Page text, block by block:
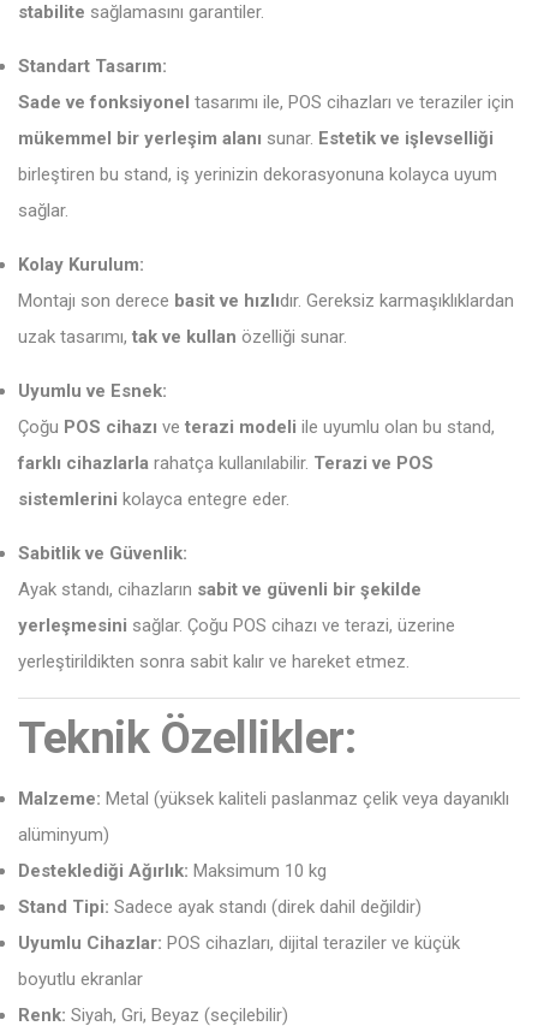
stabilite sağlamasını garantiler.
Standart Tasarım:
Sade ve fonksiyonel tasarımı ile, POS cihazları ve teraziler için
mükemmel bir yerleşim alanı sunar. Estetik ve işlevselliği
birleştiren bu stand, iş yerinizin dekorasyonuna kolayca uyum
sağlar.
Kolay Kurulum:
Montajı son derece basit ve hızlıdır. Gereksiz karmaşıklıklardan
uzak tasarımı, tak ve kullan özelliği sunar.
Uyumlu ve Esnek:
Çoğu POS cihazı ve terazi modeli ile uyumlu olan bu stand,
farklı cihazlarla rahatça kullanılabilir. Terazi ve POS
sistemlerini kolayca entegre eder.
Sabitlik ve Güvenlik:
Ayak standı, cihazların sabit ve güvenli bir şekilde
yerleşmesini sağlar. Çoğu POS cihazı ve terazi, üzerine
yerleştirildikten sonra sabit kalır ve hareket etmez.
Teknik Özellikler:
Malzeme: Metal (yüksek kaliteli paslanmaz çelik veya dayanıklı
alüminyum)
Desteklediği Ağırlık: Maksimum 10 kg
Stand Tipi: Sadece ayak standı (direk dahil değildir)
Uyumlu Cihazlar: POS cihazları, dijital teraziler ve küçük
boyutlu ekranlar
Renk: Siyah, Gri, Beyaz (seçilebilir)